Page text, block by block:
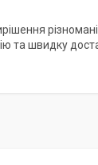
та швидку